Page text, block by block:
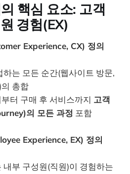
핵심 요소: 고객
경험(EX)
Experience, CX) 정의
하는 모든 순간(웹사이트 방문,
총합
터 구매 후 서비스까지 고객
의 모든 과정 포함
Experience, EX) 정의
내부 구성원(직원)이 경험하는